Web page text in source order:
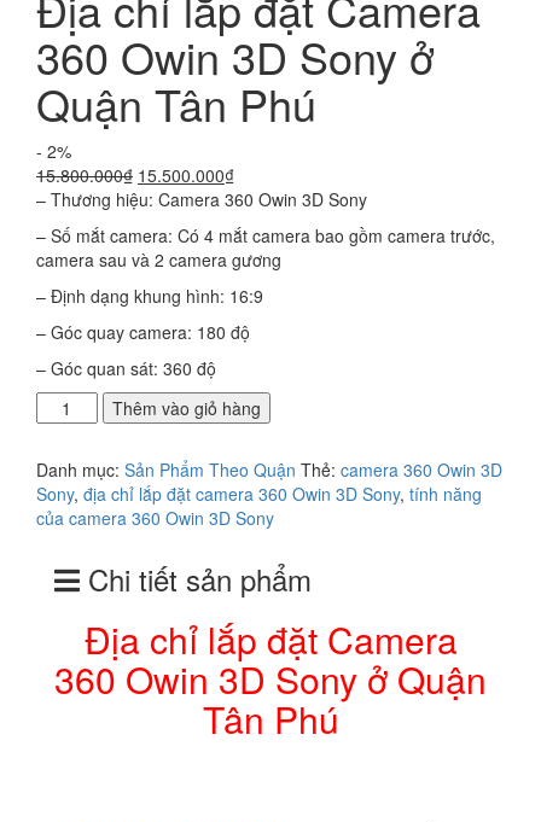
360 Owin 3D Sony ở
Quận Tân Phú
- 2%
15.800.000₫ Giá
gốc
15.800.000₫.
15.500.000₫Giá
hiện
tại
là:
15.500.000₫.
– Thương hiệu: Camera 360 Owin 3D Sony
– Số mắt camera: Có 4 mắt camera bao gồm camera trước,
camera sau và 2 camera gương
– Định dạng khung hình: 16:9
– Góc quay camera: 180 độ
– Góc quan sát: 360 độ
chỉ
đặt
Camera
360
3D
Sony
Tân
Phú
Thêm vào giỏ hàng
Danh mục: Sản Phẩm Theo Quận Thẻ: camera 360 Owin 3D
Sony, địa chỉ lắp đặt camera 360 Owin 3D Sony, tính năng
của camera 360 Owin 3D Sony
Chi tiết sản phẩm
Địa chỉ lắp đặt Camera
360 Owin 3D Sony ở Quận
Tân Phú